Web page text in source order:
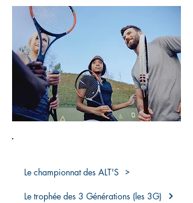
Le championnat des ALT'S
Le trophée des 3 Générations (les 3G)